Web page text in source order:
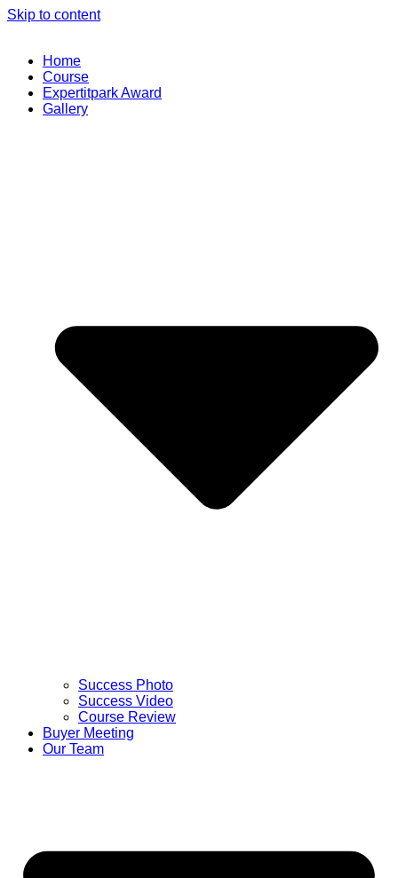
Skip to content
Home
Course
Expertitpark Award
Gallery
Success Photo
Success Video
Course Review
Buyer Meeting
Our Team